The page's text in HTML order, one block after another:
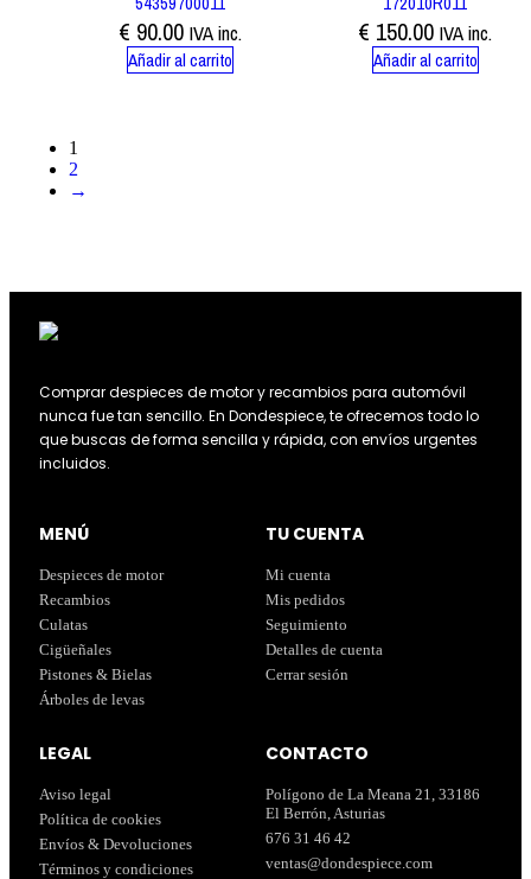
€ 90.00 IVA inc.
Añadir al carrito
€ 150.00 IVA inc.
Añadir al carrito
1
2
→
Comprar despieces de motor y recambios para automóvil
nunca fue tan sencillo. En Dondespiece, te ofrecemos todo lo
que buscas de forma sencilla y rápida, con envíos urgentes
incluidos.
MENÚ
Despieces de motor
Recambios
Culatas
Cigüeñales
Pistones & Bielas
Árboles de levas
TU CUENTA
Mi cuenta
Mis pedidos
Seguimiento
Detalles de cuenta
Cerrar sesión
LEGAL
Aviso legal
Política de cookies
Envíos & Devoluciones
Términos y condiciones
CONTACTO
Polígono de La Meana 21, 33186
El Berrón, Asturias
676 31 46 42
ventas@dondespiece.com